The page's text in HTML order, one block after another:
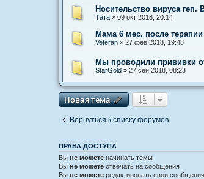
Носительство вируса геп.
Тата » 09 окт 2018, 20:14
Мама 6 мес. после терапии
Veteran » 27 фев 2018, 19:48
Мы проводили прививки
StarGold » 27 сен 2018, 08:23
Новая тема
Новаятема
Вернуться к списку форумов
ПРАВА ДОСТУПА
Вы не можете начинать темы
Вы не можете отвечать на сообщения
Вы не можете редактировать свои сообщения